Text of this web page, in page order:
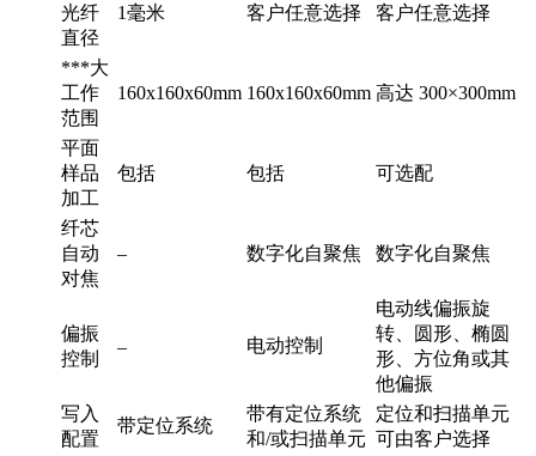
光纤
直径
1毫米 客户任意选择 客户任意选择
***大
工作
范围
160x160x60mm 160x160x60mm 高达 300×300mm
平面
样品
加工
包括 包括 可选配
纤芯
自动
对焦
– 数字化自聚焦 数字化自聚焦
偏振
控制
– 电动控制
电动线偏振旋
转、圆形、椭圆
形、方位角或其
他偏振
写入
配置
带定位系统
带有定位系统
和/或扫描单元
定位和扫描单元
可由客户选择